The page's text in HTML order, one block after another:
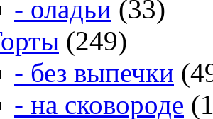
- оладьи (33)
(249)
- без выпечки
- на сковороде